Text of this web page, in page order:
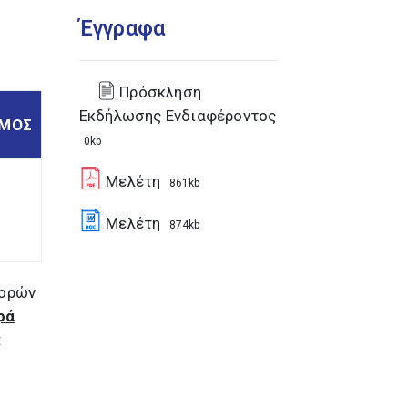
Έγγραφα
Πρόσκληση
Εκδήλωσης Ενδιαφέροντος
0kb
Μελέτη 861kb
Μελέτη 874kb